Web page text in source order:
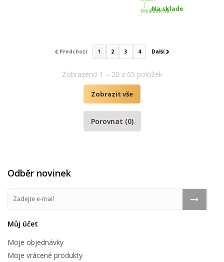
Na sklade
Porovnat (0)
Zobrazeno 1 – 20 z 65 položek
Zobrazit vše
Předchozí 1 2 3 4 Další
Odběr novinek
Můj účet
Moje objednávky
Moje vrácené produkty